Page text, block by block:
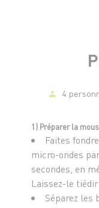
4
1) Préparer la
Faites
micro-ondes
secondes, en
Laissez-le
Séparez les